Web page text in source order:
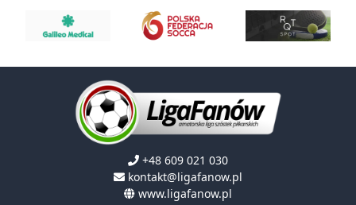
+48 609 021 030
kontakt@ligafanow.pl
www.ligafanow.pl